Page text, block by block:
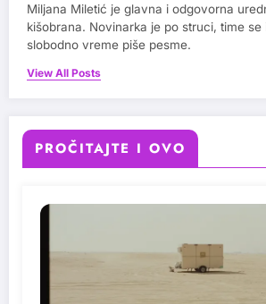
Miljana Miletić je glavna i odgovorna
kišobrana. Novinarka je po struci, time se
slobodno vreme piše pesme.
View All Posts
PROČITAJTE I OVO